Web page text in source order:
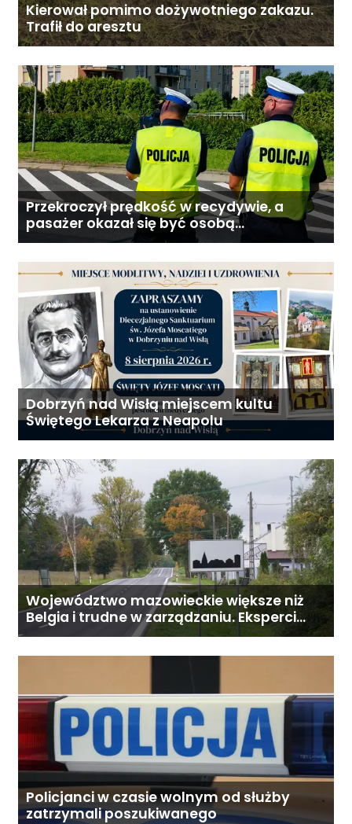
Kierował pomimo dożywotniego zakazu.
Trafił do aresztu
Przekroczył prędkość w recydywie, a
pasażer okazał się być osobą
poszukiwaną
Dobrzyń nad Wisłą miejscem kultu
Świętego Lekarza z Neapolu
Województwo mazowieckie większe niż
Belgia i trudne w zarządzaniu. Eksperci
proponują podział centralnej Polski
Policjanci w czasie wolnym od służby
zatrzymali poszukiwanego